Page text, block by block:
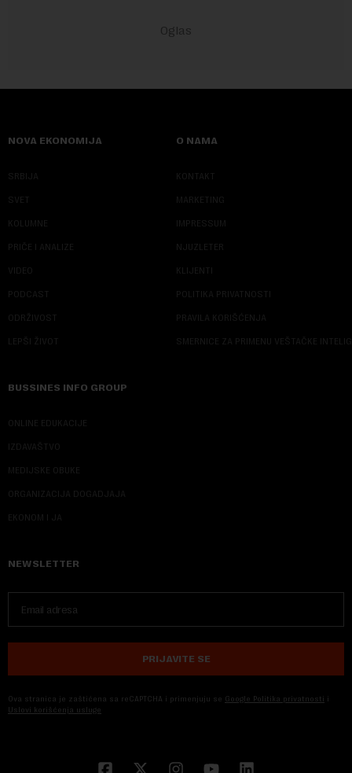
NOVA EKONOMIJA
SRBIJA
SVET
KOLUMNE
PRIČE I ANALIZE
VIDEO
PODCAST
ODRŽIVOST
LEPŠI ŽIVOT
O NAMA
KONTAKT
MARKETING
IMPRESSUM
NJUZLETER
KLIJENTI
POLITIKA PRIVATNOSTI
PRAVILA KORIŠĆENJA
SMERNICE ZA PRIMENU VEŠTAČKE
BUSSINES INFO GROUP
ONLINE EDUKACIJE
IZDAVAŠTVO
MEDIJSKE OBUKE
ORGANIZACIJA DOGADJAJA
EKONOM I JA
NEWSLETTER
PRIJAVITE SE
Ova stranica je zaštićena sa reCAPTCHA i primenjuju se Google Politika privatnosti i
Uslovi korišćenja usluge